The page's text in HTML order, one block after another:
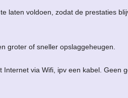
laten voldoen, zodat de prestaties
groter of sneller opslaggeheugen.
via Wifi, ipv een kabel. Geen